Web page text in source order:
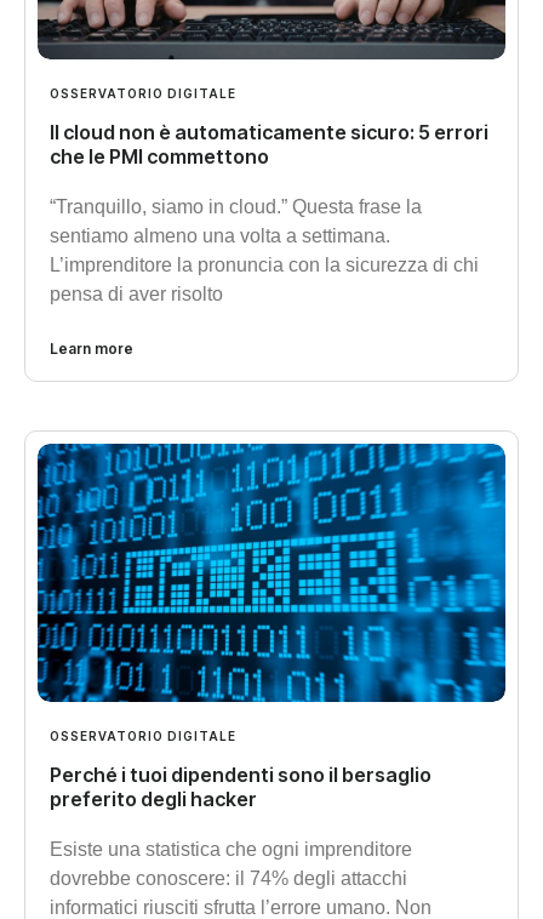
OSSERVATORIO DIGITALE
Il cloud non è automaticamente sicuro: 5 errori
che le PMI commettono
“Tranquillo, siamo in cloud.” Questa frase la
sentiamo almeno una volta a settimana.
L’imprenditore la pronuncia con la sicurezza di chi
pensa di aver risolto
Learn more
OSSERVATORIO DIGITALE
Perché i tuoi dipendenti sono il bersaglio
preferito degli hacker
Esiste una statistica che ogni imprenditore
dovrebbe conoscere: il 74% degli attacchi
informatici riusciti sfrutta l’errore umano. Non